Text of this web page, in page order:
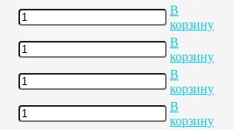
В
корзину
В
корзину
В
корзину
В
корзину